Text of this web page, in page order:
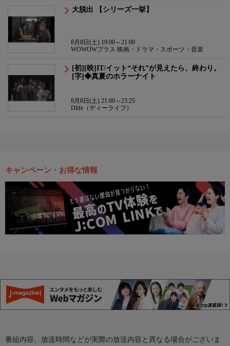
大脱出 【シリーズ一挙】
8月8日(土) 19:00～21:00
WOWOWプラス 映画・ドラマ・スポーツ・音楽
[初][映]IT/イット“それ”が見えたら、終わり。
[字]◆真夏のホラーナイト
8月8日(土) 21:00～23:25
Dlife（ディーライフ）
キャンペーン・お得な情報
番組内容、放送時間などが実際の放送内容と異なる場合がございま